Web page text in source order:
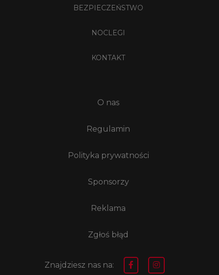
BEZPIECZEŃSTWO
NOCLEGI
KONTAKT
O nas
Regulamin
Polityka prywatności
Sponsorzy
Reklama
Zgłoś błąd
Znajdziesz nas na: